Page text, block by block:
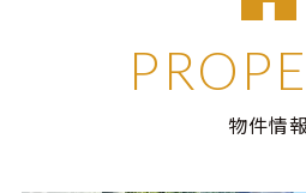
物件情報